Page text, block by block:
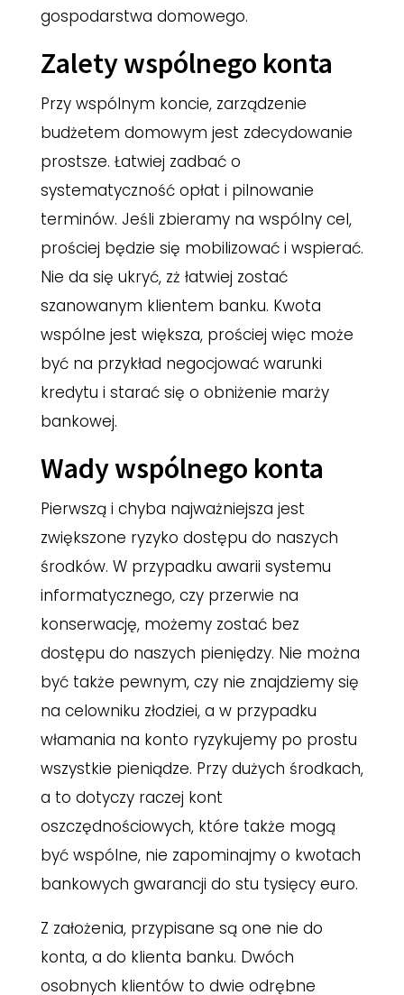
gospodarstwa domowego.
Zalety wspólnego konta
Przy wspólnym koncie, zarządzenie
budżetem domowym jest zdecydowanie
prostsze. Łatwiej zadbać o
systematyczność opłat i pilnowanie
terminów. Jeśli zbieramy na wspólny cel,
prościej będzie się mobilizować i wspierać.
Nie da się ukryć, zż łatwiej zostać
szanowanym klientem banku. Kwota
wspólne jest większa, prościej więc może
być na przykład negocjować warunki
kredytu i starać się o obniżenie marży
bankowej.
Wady wspólnego konta
Pierwszą i chyba najważniejsza jest
zwiększone ryzyko dostępu do naszych
środków. W przypadku awarii systemu
informatycznego, czy przerwie na
konserwację, możemy zostać bez
dostępu do naszych pieniędzy. Nie można
być także pewnym, czy nie znajdziemy się
na celowniku złodziei, a w przypadku
włamania na konto ryzykujemy po prostu
wszystkie pieniądze. Przy dużych środkach,
a to dotyczy raczej kont
oszczędnościowych, które także mogą
być wspólne, nie zapominajmy o kwotach
bankowych gwarancji do stu tysięcy euro.
Z założenia, przypisane są one nie do
konta, a do klienta banku. Dwóch
osobnych klientów to dwie odrębne